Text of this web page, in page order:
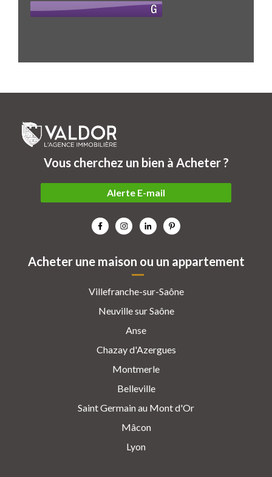
Acheter une maison ou un appartement
Villefranche-sur-Saône
Neuville sur Saône
Anse
Chazay d'Azergues
Montmerle
Belleville
Saint Germain au Mont d'Or
Mâcon
Lyon
Vous cherchez un bien à Acheter ?
Alerte E-mail